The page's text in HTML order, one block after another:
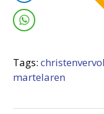
Tags:
martelaren